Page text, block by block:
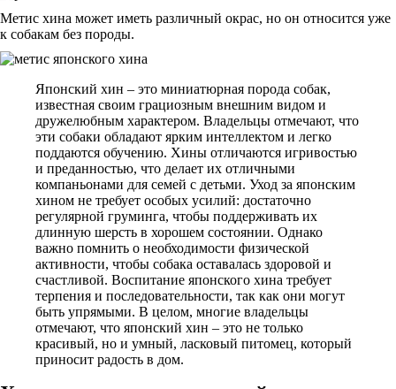
Метис хина может иметь различный окрас, но он относится уже
к собакам без породы.
Японский хин – это миниатюрная порода собак,
известная своим грациозным внешним видом и
дружелюбным характером. Владельцы отмечают, что
эти собаки обладают ярким интеллектом и легко
поддаются обучению. Хины отличаются игривостью
и преданностью, что делает их отличными
компаньонами для семей с детьми. Уход за японским
хином не требует особых усилий: достаточно
регулярной груминга, чтобы поддерживать их
длинную шерсть в хорошем состоянии. Однако
важно помнить о необходимости физической
активности, чтобы собака оставалась здоровой и
счастливой. Воспитание японского хина требует
терпения и последовательности, так как они могут
быть упрямыми. В целом, многие владельцы
отмечают, что японский хин – это не только
красивый, но и умный, ласковый питомец, который
приносит радость в дом.